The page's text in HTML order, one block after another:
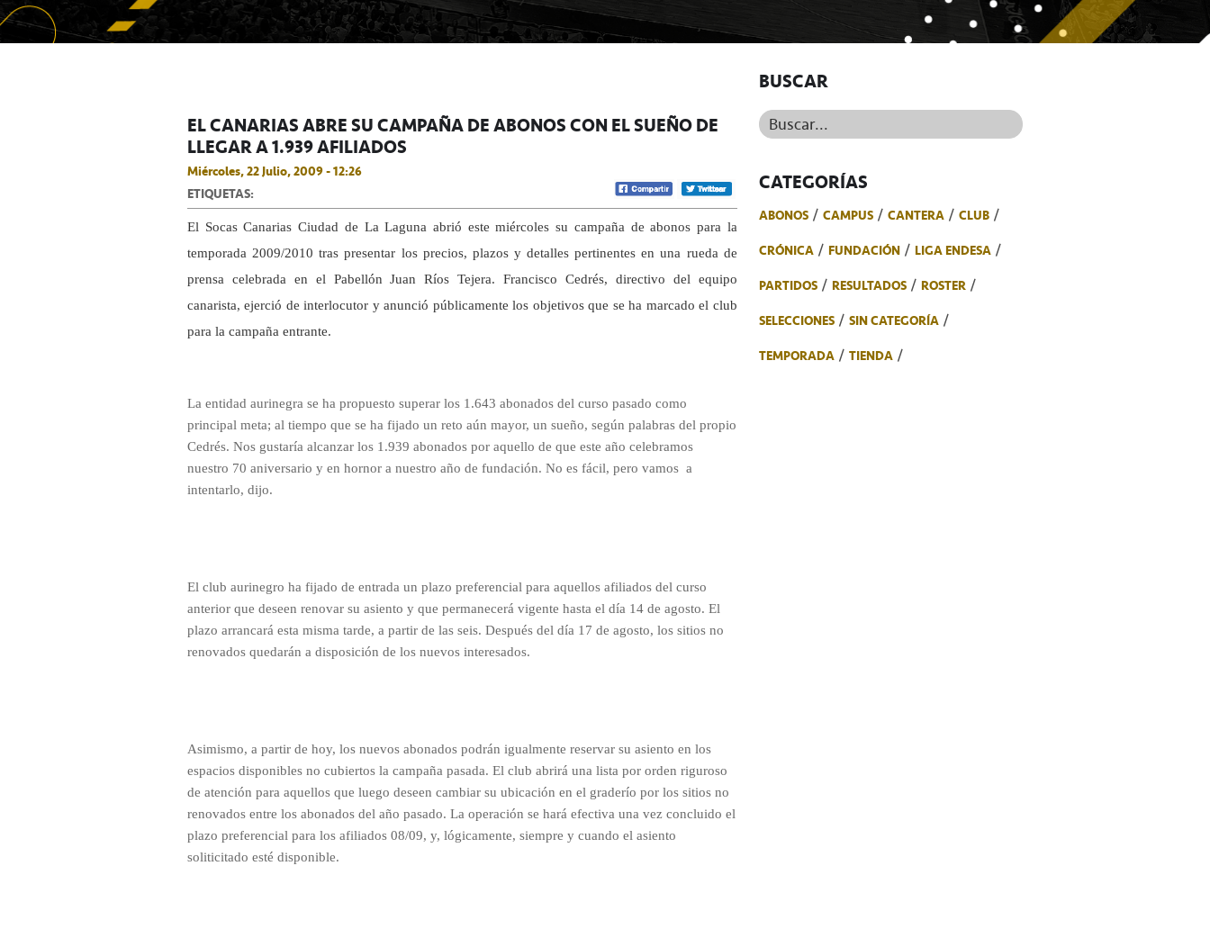
EL CANARIAS ABRE SU CAMPAÑA DE ABONOS CON EL SUEÑO DE
LLEGAR A 1.939 AFILIADOS
Miércoles, 22 Julio, 2009 - 12:26
ETIQUETAS:
El Socas Canarias Ciudad de La Laguna abrió este miércoles su campaña de abonos para la
temporada 2009/2010 tras presentar los precios, plazos y detalles pertinentes en una rueda de
prensa celebrada en el Pabellón Juan Ríos Tejera. Francisco Cedrés, directivo del equipo
canarista, ejerció de interlocutor y anunció públicamente los objetivos que se ha marcado el club
para la campaña entrante.
La entidad aurinegra se ha propuesto superar los 1.643 abonados del curso pasado como
principal meta; al tiempo que se ha fijado un reto aún mayor, un sueño, según palabras del propio
Cedrés. Nos gustaría alcanzar los 1.939 abonados por aquello de que este año celebramos
nuestro 70 aniversario y en hornor a nuestro año de fundación. No es fácil, pero vamos a
intentarlo, dijo.
El club aurinegro ha fijado de entrada un plazo preferencial para aquellos afiliados del curso
anterior que deseen renovar su asiento y que permanecerá vigente hasta el día 14 de agosto. El
plazo arrancará esta misma tarde, a partir de las seis. Después del día 17 de agosto, los sitios no
renovados quedarán a disposición de los nuevos interesados.
Asimismo, a partir de hoy, los nuevos abonados podrán igualmente reservar su asiento en los
espacios disponibles no cubiertos la campaña pasada. El club abrirá una lista por orden riguroso
de atención para aquellos que luego deseen cambiar su ubicación en el graderío por los sitios no
renovados entre los abonados del año pasado. La operación se hará efectiva una vez concluido el
plazo preferencial para los afiliados 08/09, y, lógicamente, siempre y cuando el asiento
soliticitado esté disponible.
BUSCAR
Buscar...
CATEGORÍAS
ABONOS CAMPUS CANTERA
CLUB
CRÓNICA
FUNDACIÓN
LIGA ENDESA
PARTIDOS
RESULTADOS
ROSTER
SELECCIONES
SIN CATEGORÍA
TEMPORADA
TIENDA